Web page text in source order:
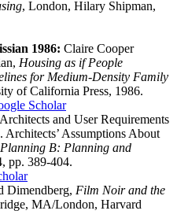
, London, Hilary Shipman,
1986: Claire Cooper
Housing as if People
for Medium-Density Family
of California Press, 1986.
Scholar
and User Requirements
Assumptions About
B: Planning and
pp. 389-404.
Dimendberg, Film Noir and the
MA/London, Harvard